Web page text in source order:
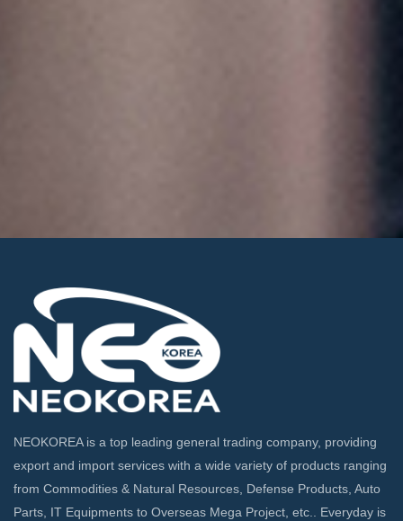
NEOKOREA is a top leading general trading company, providing
export and import services with a wide variety of products ranging
from Commodities & Natural Resources, Defense Products, Auto
Parts, IT Equipments to Overseas Mega Project, etc.. Everyday is